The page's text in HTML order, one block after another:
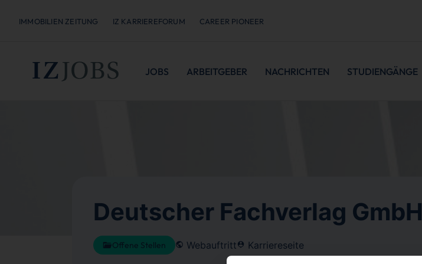
IMMOBILIEN ZEITUNG IZ KARRIEREFORUM CAREER PIONEER
JOBS ARBEITGEBER NACHRICHTEN STUDIENGÄNGE
Deutscher Fachverlag GmbH
Offene Stellen Webauftritt Karriereseite